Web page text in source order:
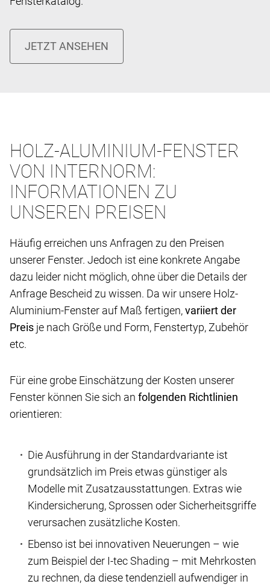
HOLZ-ALUMINIUM-FENSTER
VON INTERNORM:
INFORMATIONEN ZU
UNSEREN PREISEN
Häufig erreichen uns Anfragen zu den Preisen
unserer Fenster. Jedoch ist eine konkrete Angabe
dazu leider nicht möglich, ohne über die Details der
Anfrage Bescheid zu wissen. Da wir unsere Holz-
Aluminium-Fenster auf Maß fertigen,variiert der
Preis je nach Größe und Form, Fenstertyp, Zubehör
etc.
Für eine grobe Einschätzung der Kosten unserer
Fenster können Sie sich an folgenden Richtlinien
orientieren:
Die Ausführung in der Standardvariante ist
grundsätzlich im Preis etwas günstiger als
Modelle mit Zusatzausstattungen. Extras wie
Kindersicherung, Sprossen oder Sicherheitsgriffe
verursachen zusätzliche Kosten.
Ebenso ist bei innovativen Neuerungen – wie
zum Beispiel der I-tec Shading – mit Mehrkosten
zu rechnen, da diese tendenziell aufwendiger in